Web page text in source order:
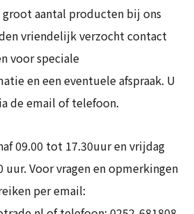
aantal producten bij ons
vriendelijk verzocht contact
voor speciale
en een eventuele afspraak. U
de email of telefoon.
09.00 tot 17.30uur en vrijdag
uur. Voor vragen en opmerkingen
per email: